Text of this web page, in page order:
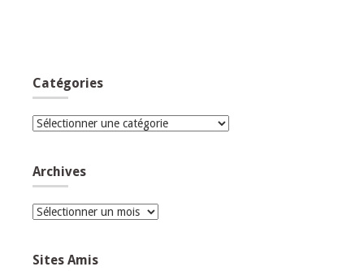
Catégories
Catégories
Archives
Archives
Sites Amis